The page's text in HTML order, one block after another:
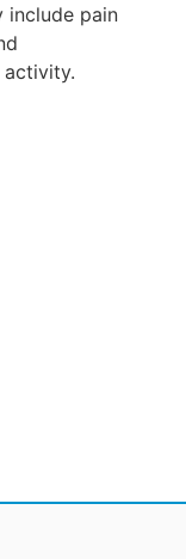
include pain
activity.